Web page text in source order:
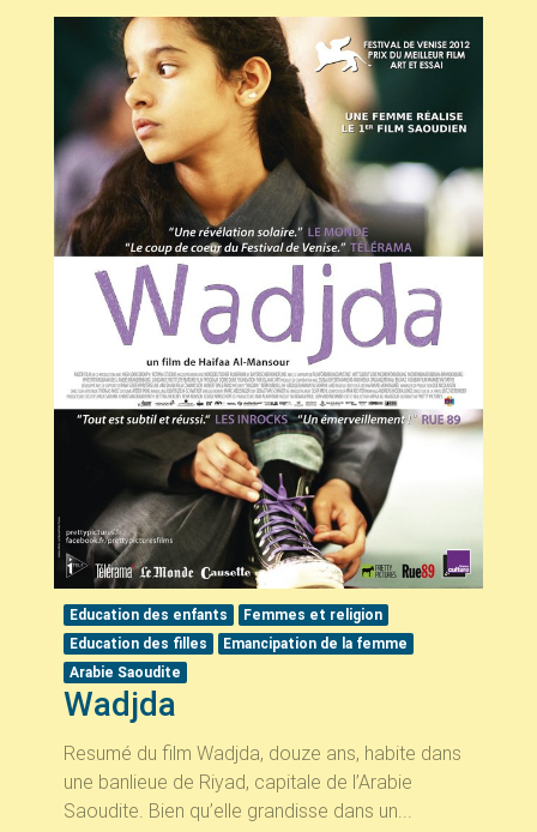
Education des enfants
Femmes et religion
Education des filles
Emancipation de la femme
Arabie Saoudite
Wadjda
Resumé du film Wadjda, douze ans, habite dans
une banlieue de Riyad, capitale de l’Arabie
Saoudite. Bien qu’elle grandisse dans un...